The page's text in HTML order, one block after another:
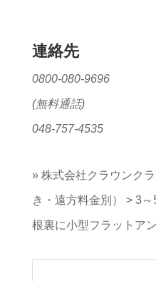
連絡先
0800-080-9696
(無料通話)
048-757-4535
» 株式会社クラウンク
き・遠方料金別） > 3～
根裏に小型フラットア